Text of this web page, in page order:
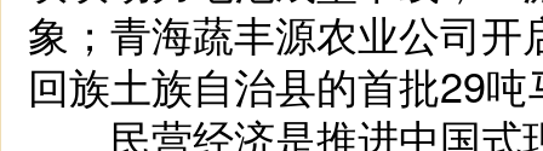
象；青海蔬丰源农业公司
回族土族自治县的首批29
民营经济是推进中国式